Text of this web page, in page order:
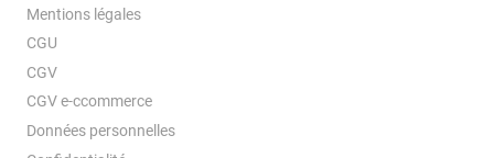
Mentions légales
CGU
CGV
CGV e-ccommerce
Données personnelles